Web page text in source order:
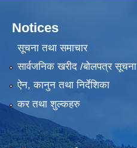
Notices
सूचना तथा समाचार
सार्वजनिक खरीद /बोलपत्र सूचना
ऐन, कानुन तथा निर्देशिका
कर तथा शुल्कहरु